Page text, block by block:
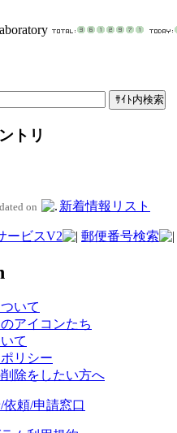
トリ
on 新着情報リスト
ービスV2 郵便番号検索
いて
アイコンたち
て
リシー
除をしたい方へ
頼/申請窓口